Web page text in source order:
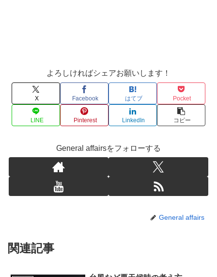
よろしければシェアお願いします！
X Facebook はてブ Pocket
LINE Pinterest LinkedIn コピー
General affairsをフォローする
General affairs
関連記事